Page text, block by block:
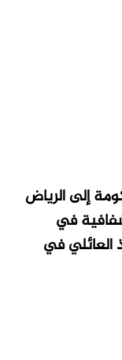
إلى الرياض
في
العائلي في